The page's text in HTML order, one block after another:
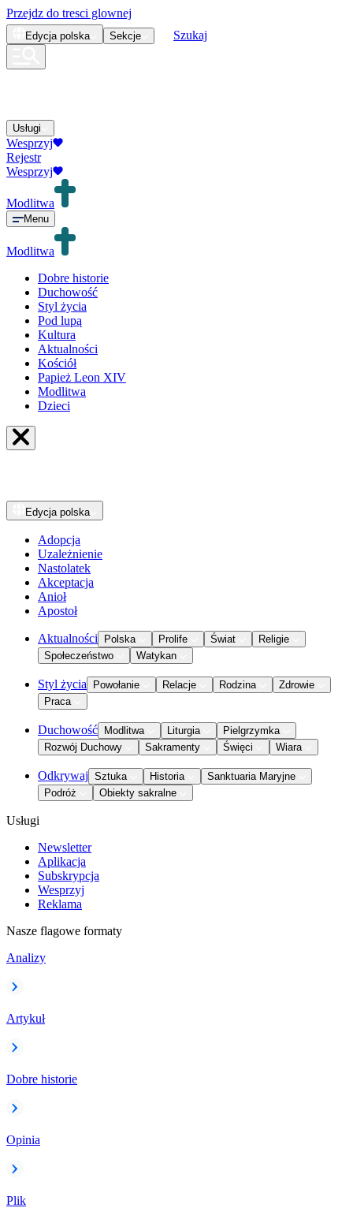
Przejdz do tresci glownej
Edycja polska Sekcje Szukaj
Usługi
Wesprzyj
Rejestr
Wesprzyj
Modlitwa
Menu
Modlitwa
Dobre historie
Duchowość
Styl życia
Pod lupą
Kultura
Aktualności
Kościół
Papież Leon XIV
Modlitwa
Dzieci
Edycja polska
Adopcja
Uzależnienie
Nastolatek
Akceptacja
Anioł
Apostoł
Aktualności Polska Prolife Świat
Religie
Społeczeństwo
Watykan
Styl życia Powołanie Relacje Rodzina
Zdrowie
Praca
Duchowość Modlitwa Liturgia
Pielgrzymka
Rozwój Duchowy
Sakramenty Święci Wiara
Odkrywaj Sztuka Historia
Sanktuaria Maryjne
Podróż
Obiekty sakralne
Usługi
Newsletter
Aplikacja
Subskrypcja
Wesprzyj
Reklama
Nasze flagowe formaty
Analizy
Artykuł
Dobre historie
Opinia
Plik